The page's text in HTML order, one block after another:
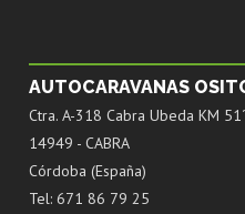
AUTOCARAVANAS
Ctra. A-318 Cabra Ubeda KM
14949 - CABRA
Córdoba (España)
Tel: 671 86 79 25